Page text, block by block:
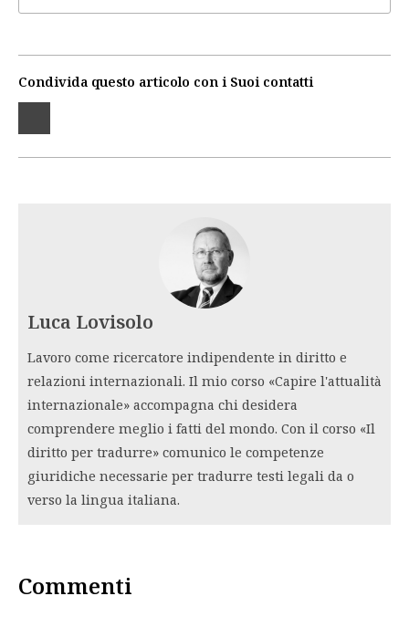
Condivida questo articolo con i Suoi contatti
Luca Lovisolo
Lavoro come ricercatore indipendente in diritto e
relazioni internazionali. Il mio corso «Capire l'attualità
internazionale» accompagna chi desidera
comprendere meglio i fatti del mondo. Con il corso «Il
diritto per tradurre» comunico le competenze
giuridiche necessarie per tradurre testi legali da o
verso la lingua italiana.
Commenti